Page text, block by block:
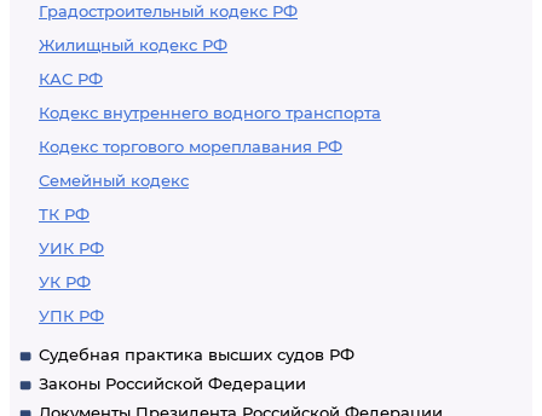
Градостроительный кодекс РФ
Жилищный кодекс РФ
КАС РФ
Кодекс внутреннего водного транспорта
Кодекс торгового мореплавания РФ
Семейный кодекс
ТК РФ
УИК РФ
УК РФ
УПК РФ
Судебная практика высших судов РФ
Законы Российской Федерации